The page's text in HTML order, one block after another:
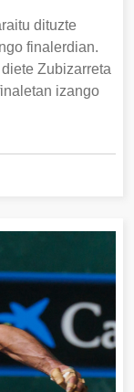
dituzte
finalerdian.
Zubizarreta
izango